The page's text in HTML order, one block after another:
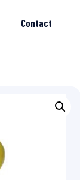
Contact